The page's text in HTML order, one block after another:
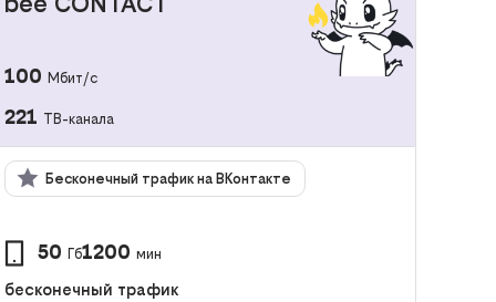
100 Мбит/с
221 ТВ-канала
Бесконечный трафик на ВКонтакте
50 Гб1200 мин
бесконечный трафик